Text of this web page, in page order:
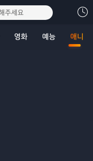
영화 예능 애니